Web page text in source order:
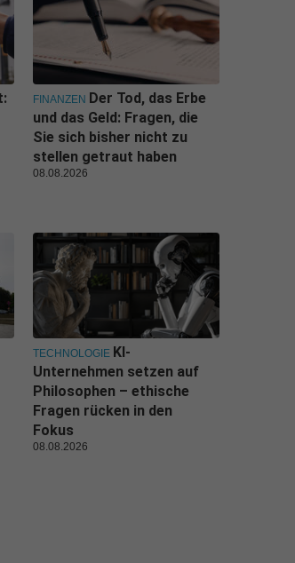
FINANZEN Der Tod, das Erbe
und das Geld: Fragen, die
Sie sich bisher nicht zu
stellen getraut haben
08.08.2026
TECHNOLOGIE KI-
Unternehmen setzen auf
Philosophen – ethische
Fragen rücken in den
Fokus
08.08.2026